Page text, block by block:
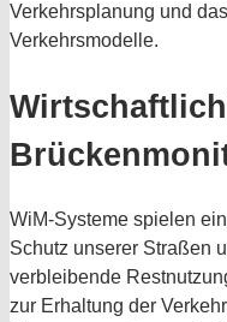
Verkehrsplanung und
Verkehrsmodelle.
WiM-Systeme spielen
Schutz unserer Straßen
verbleibende
zur Erhaltung der